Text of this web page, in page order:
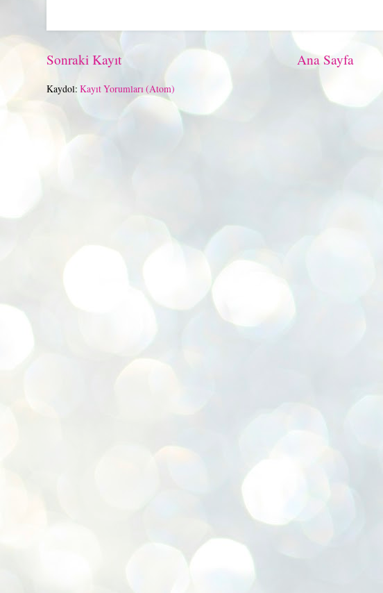
Sonraki Kayıt Ana Sayfa
Kaydol: Kayıt Yorumları (Atom)